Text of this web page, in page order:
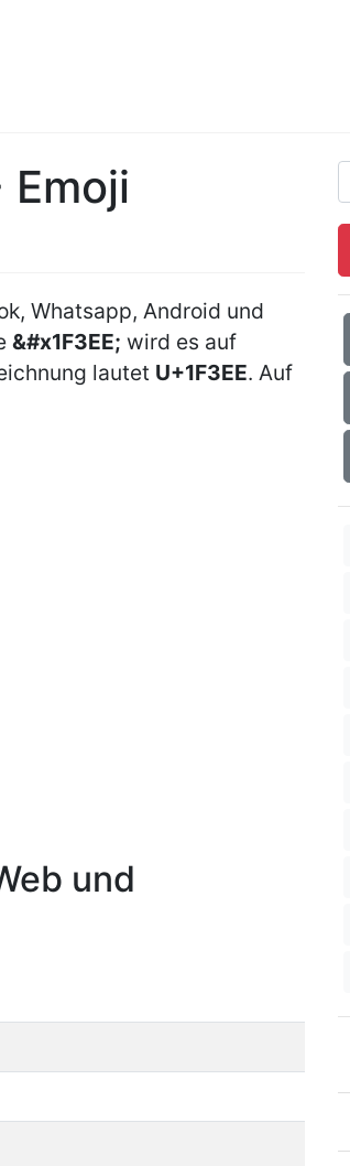
Whatsapp, Android und
&#x1F3EE; wird es auf
lautet U+1F3EE. Auf
und